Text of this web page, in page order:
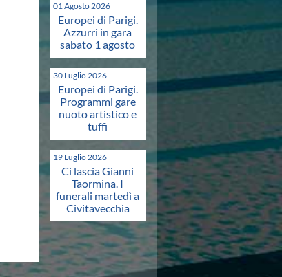
01 Agosto 2026
Europei di Parigi.
Azzurri in gara
sabato 1 agosto
30 Luglio 2026
Europei di Parigi.
Programmi gare
nuoto artistico e
tuffi
19 Luglio 2026
Ci lascia Gianni
Taormina. I
funerali martedì a
Civitavecchia